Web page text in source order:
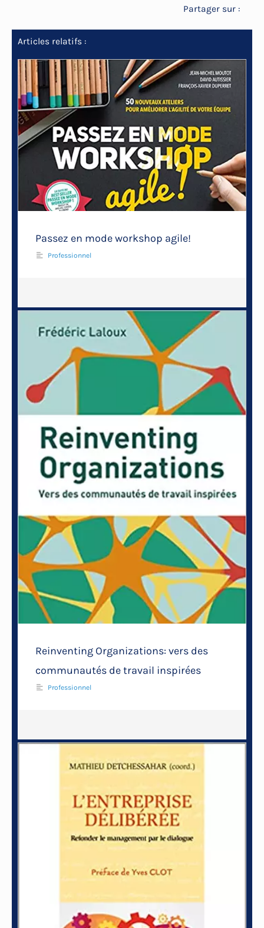
Partager sur :
Articles relatifs :
Passez en mode workshop agile!
Professionnel
Reinventing Organizations: vers des
communautés de travail inspirées
Professionnel